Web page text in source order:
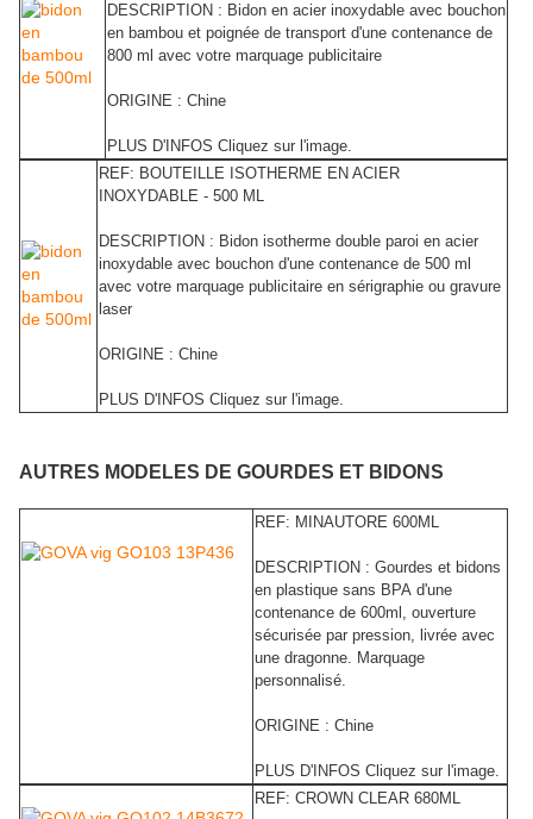
DESCRIPTION : Bidon en acier inoxydable avec bouchon
en bambou et poignée de transport d'une contenance de
800 ml avec votre marquage publicitaire
ORIGINE : Chine
PLUS D'INFOS Cliquez sur l'image.
REF: BOUTEILLE ISOTHERME EN ACIER
INOXYDABLE - 500 ML
DESCRIPTION : Bidon isotherme double paroi en acier
inoxydable avec bouchon d'une contenance de 500 ml
avec votre marquage publicitaire en sérigraphie ou gravure
laser
ORIGINE : Chine
PLUS D'INFOS Cliquez sur l'image.
AUTRES MODELES DE GOURDES ET BIDONS
REF: MINAUTORE 600ML
DESCRIPTION : Gourdes et bidons
en plastique sans BPA d'une
contenance de 600ml, ouverture
sécurisée par pression, livrée avec
une dragonne. Marquage
personnalisé.
ORIGINE : Chine
PLUS D'INFOS Cliquez sur l'image.
REF: CROWN CLEAR 680ML